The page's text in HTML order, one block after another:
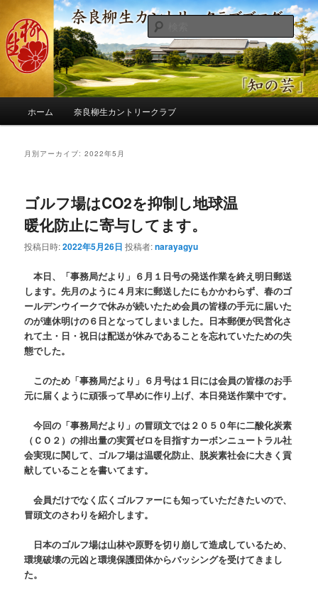
ン
コ
ン
へ
コ
ン
ツ
移
奈良柳生カントリークラブ総支配人
ブログ
季節の話題、クラブの出来事、コースの改修・更新作業、ゴルフに関する随
筆、喜怒哀楽などを気まぐれに発信します。
検
索
ホーム 奈良柳生カントリークラブ
月別アーカイブ:2022年5月
ゴルフ場はCO2を抑制し地球温
暖化防止に寄与してます。
投稿日時:2022年5月26日 投稿者:narayagyu
本日、「事務局だより」６月１日号の発送作業を終え明日郵送
します。先月のように４月末に郵送したにもかかわらず、春のゴ
ールデンウイークで休みが続いたため会員の皆様の手元に届いた
のが連休明けの６日となってしまいました。日本郵便が民営化さ
れて土・日・祝日は配送が休みであることを忘れていたための失
態でした。
このため「事務局だより」６月号は１日には会員の皆様のお手
元に届くように頑張って早めに作り上げ、本日発送作業中です。
今回の「事務局だより」の冒頭文では２０５０年に二酸化炭素
（ＣＯ２）の排出量の実質ゼロを目指すカーボンニュートラル社
会実現に関して、ゴルフ場は温暖化防止、脱炭素社会に大きく貢
献していることを書いてます。
会員だけでなく広くゴルファーにも知っていただきたいので、
冒頭文のさわりを紹介します。
日本のゴルフ場は山林や原野を切り崩して造成しているため、
環境破壊の元凶と環境保護団体からバッシングを受けてきまし
た。